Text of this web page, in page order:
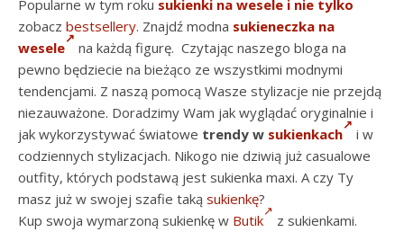
Popularne w tym roku sukienki na wesele i nie tylko
zobacz bestsellery. Znajdź modna sukieneczka na
wesele
na każdą figurę. Czytając naszego bloga na
pewno będziecie na bieżąco ze wszystkimi modnymi
tendencjami. Z naszą pomocą Wasze stylizacje nie przejdą
niezauważone. Doradzimy Wam jak wyglądać oryginalnie i
jak wykorzystywać światowe trendy w sukienkach
i w
codziennych stylizacjach. Nikogo nie dziwią już casualowe
outfity, których podstawą jest sukienka maxi. A czy Ty
masz już w swojej szafie taką sukienkę?
Kup swoja wymarzoną sukienkę w Butik
z sukienkami.